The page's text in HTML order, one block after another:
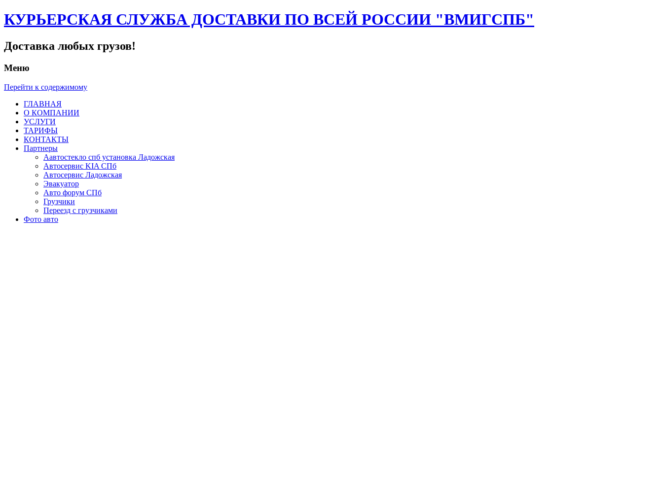
КУРЬЕРСКАЯ СЛУЖБА ДОСТАВКИ ПО ВСЕЙ РОССИИ "ВМИГСПБ"
Доставка любых грузов!
Меню
Перейти к содержимому
ГЛАВНАЯ
О КОМПАНИИ
УСЛУГИ
ТАРИФЫ
КОНТАКТЫ
Партнеры
Аавтостекло спб установка Ладожская
Автосервис KIA СПб
Автосервис Ладожская
Эвакуатор
Авто форум СПб
Грузчики
Переезд с грузчиками
Фото авто